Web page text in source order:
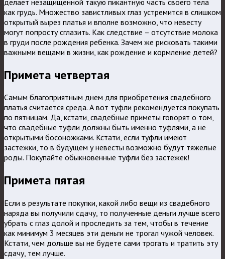
как грудь. Множество завистливых глаз устремится в слишком
открытый вырез платья и вполне возможно, что невесту
могут попросту сглазить. Как следствие – отсутствие молока
в груди после рождения ребенка. Зачем же рисковать такими
важными вещами в жизни, как рождение и кормление детей?
Примета четвертая
Самым благоприятным днем для приобретения свадебного
платья считается среда. А вот туфли рекомендуется покупать
по пятницам. Да, кстати, свадебные приметы говорят о том,
что свадебные туфли должны быть именно туфлями, а не
открытыми босоножками. Кстати, если туфли имеют
застежки, то в будущем у невесты возможно будут тяжелые
роды. Покупайте обыкновенные туфли без застежек!
Примета пятая
Если в результате покупки, какой либо вещи из свадебного
наряда вы получили сдачу, то полученные деньги лучше всего
убрать с глаз долой и проследить за тем, чтобы в течение
как минимум 3 месяцев эти деньги не трогал чужой человек.
Кстати, чем дольше вы не будете сами трогать и тратить эту
сдачу, тем лучше.